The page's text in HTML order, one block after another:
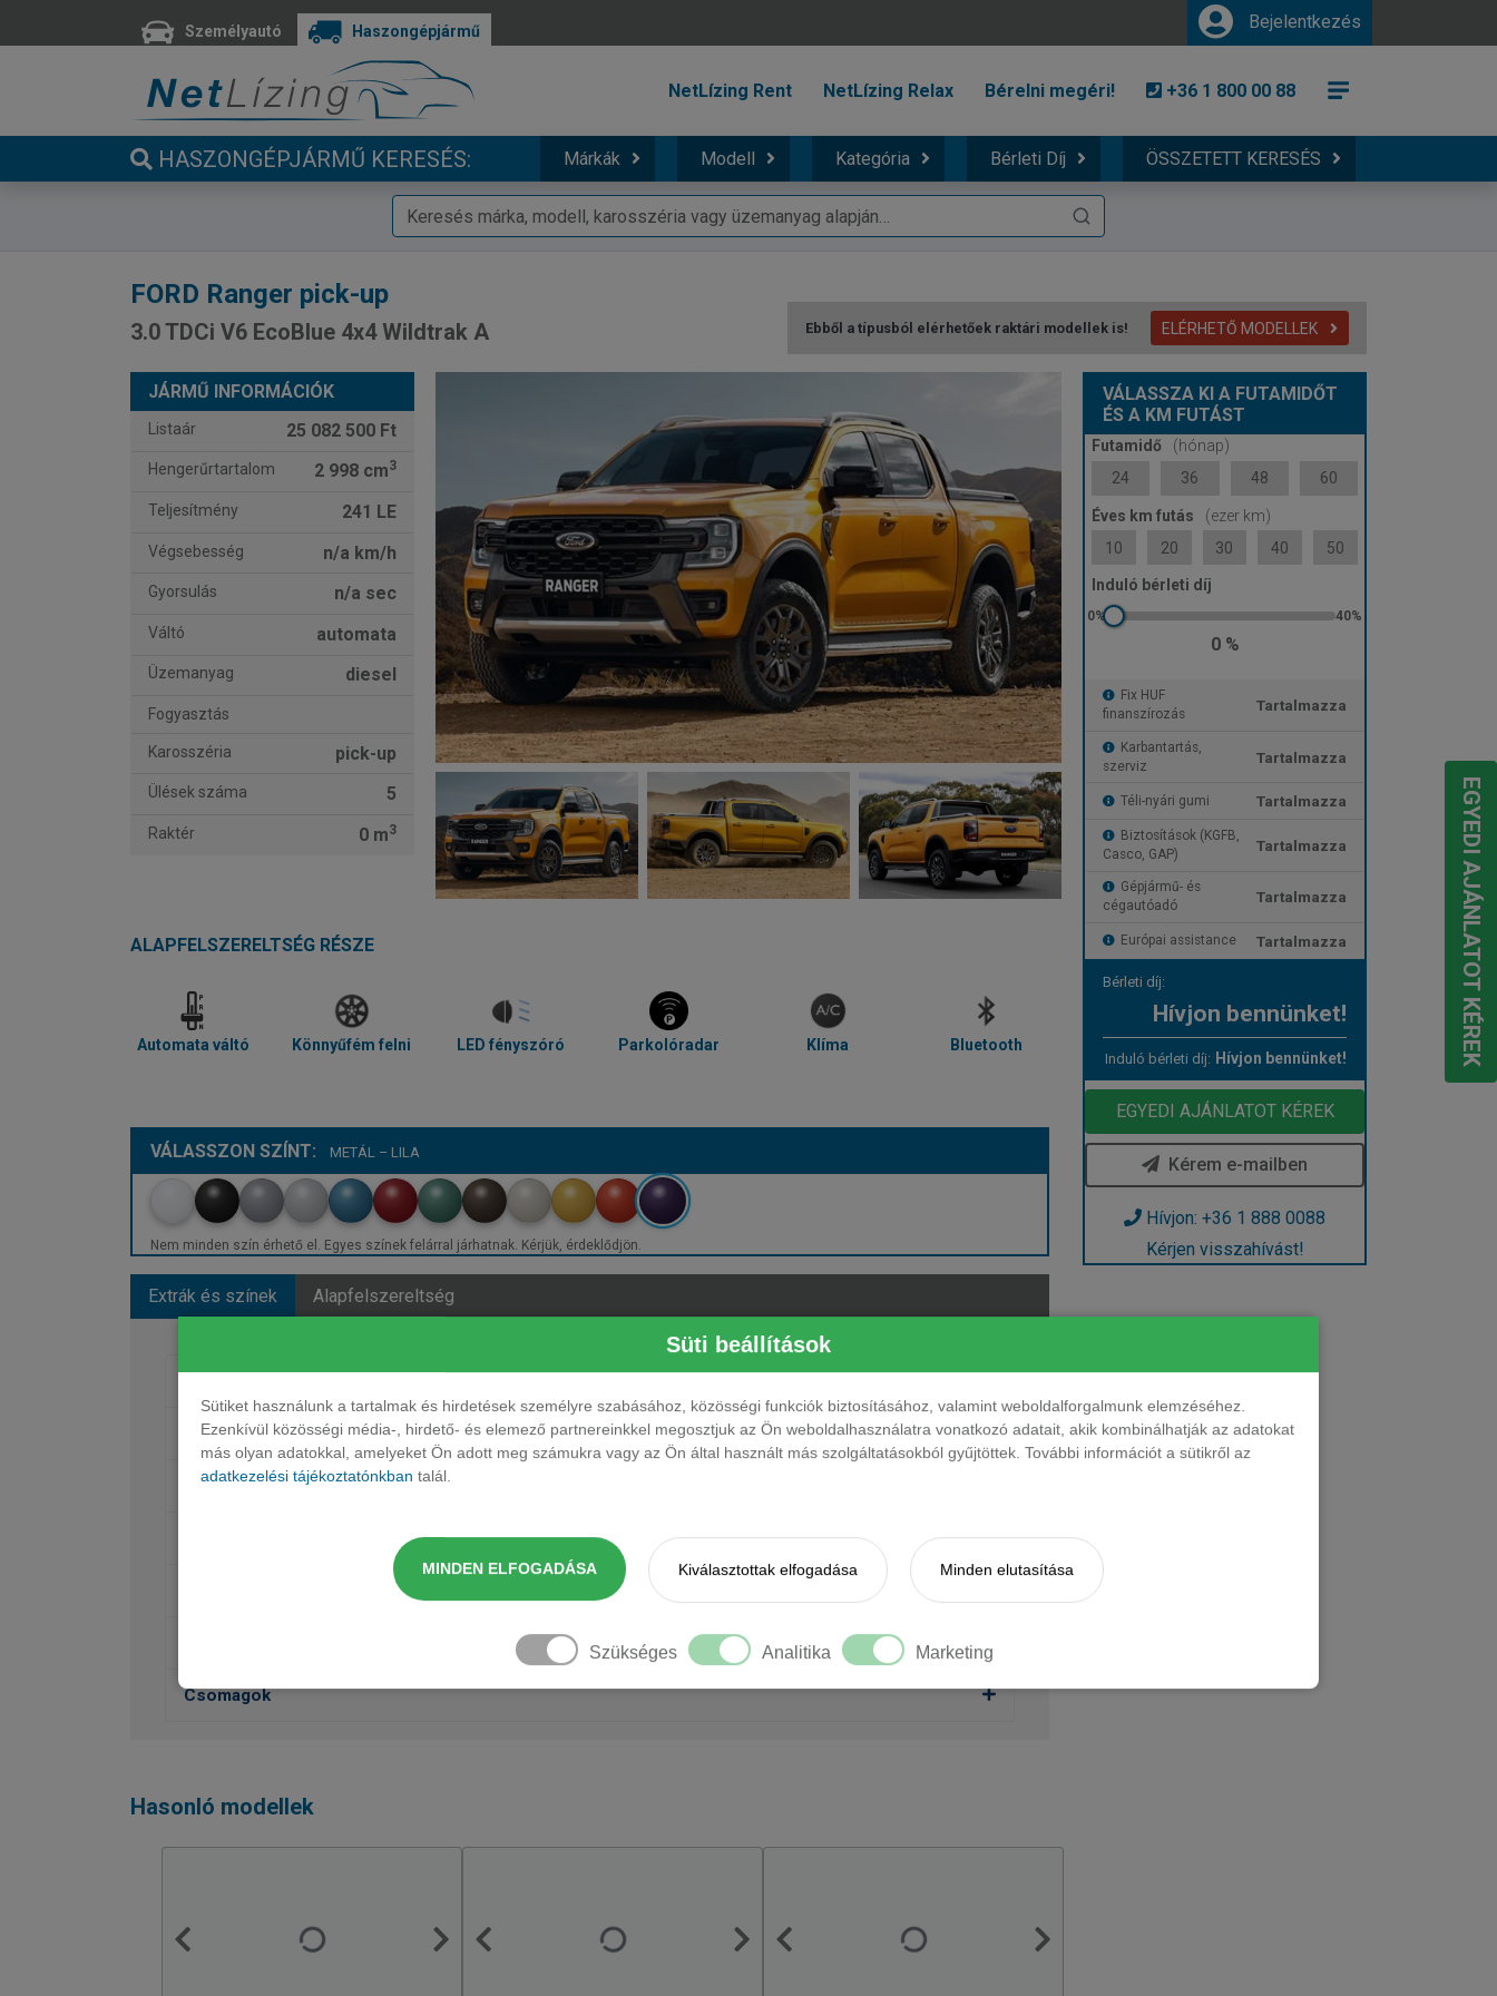
Süti beállítások
Sütiket használunk a tartalmak és hirdetések személyre szabásához, közösségi funkciók biztosításához, valamint weboldalforgalmunk elemzéséhez.
Ezenkívül közösségi média-, hirdető- és elemező partnereinkkel megosztjuk az Ön weboldalhasználatra vonatkozó adatait, akik kombinálhatják az adatokat
más olyan adatokkal, amelyeket Ön adott meg számukra vagy az Ön által használt más szolgáltatásokból gyűjtöttek. További információt a sütikről az
adatkezelési tájékoztatónkban talál.
MINDEN ELFOGADÁSA Kiválasztottak elfogadása Minden elutasítása
Szükséges Analitika Marketing
Személyautó Haszongépjármű Bejelentkezés
NetLízing Rent NetLízing Relax Bérelni megéri! +36 1 800 00 88
HASZONGÉPJÁRMŰ KERESÉS: Márkák Modell Kategória Bérleti Díj ÖSSZETETT KERESÉS
FORD Ranger pick-up
3.0 TDCi V6 EcoBlue 4x4 Wildtrak A Ebből a típusból elérhetőek raktári modellek is! ELÉRHETŐ MODELLEK
JÁRMŰ INFORMÁCIÓK
Listaár 25 082 500 Ft
Hengerűrtartalom 2 998 cm3
Teljesítmény 241 LE
Végsebesség n/a km/h
Gyorsulás n/a sec
Váltó automata
Üzemanyag diesel
Fogyasztás
Karosszéria pick-up
Ülések száma 5
Raktér 0 m3
ALAPFELSZERELTSÉG RÉSZE
Automata váltó Könnyűfém felni LED fényszóró Parkolóradar Klíma Bluetooth
VÁLASSZON SZÍNT: METÁL – LILA
Nem minden szín érhető el. Egyes színek felárral járhatnak. Kérjük, érdeklődjön.
Extrák és színek Alapfelszereltség
Fényezés
Kerekek
Csomagok
VÁLASSZA KI A FUTAMIDŐT
ÉS A KM FUTÁST
Futamidő
(hónap)
24
36 48 60
Éves km futás
(ezer km)
10
20 30 40 50
Induló bérleti díj
0 %
Fix HUF
finanszírozás
Tartalmazza
Karbantartás,
szerviz
Tartalmazza
Téli-nyári gumi Tartalmazza
Biztosítások (KGFB,
Casco, GAP)
Tartalmazza
Gépjármű- és
cégautóadó
Tartalmazza
Európai assistance Tartalmazza
Bérleti díj:
Hívjon bennünket!
Induló bérleti díj: Hívjon bennünket!
EGYEDI AJÁNLATOT KÉREK
Kérem e-mailben
Hívjon: +36 1 888 0088
Kérjen visszahívást!
Hasonló modellek
EGYEDI AJÁNLATOT KÉREK